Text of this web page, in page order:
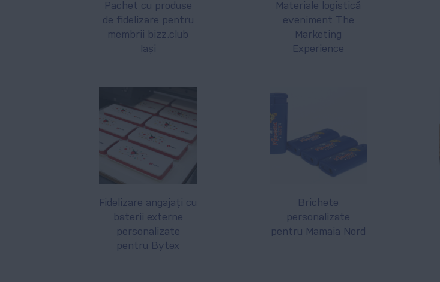
Pachet cu produse
de fidelizare pentru
membrii bizz.club
Iași
Materiale logistică
eveniment The
Marketing
Experience
Fidelizare angajați cu
baterii externe
personalizate
pentru Bytex
Brichete
personalizate
pentru Mamaia Nord